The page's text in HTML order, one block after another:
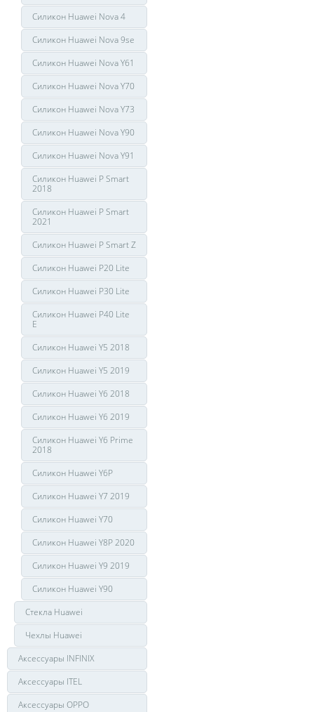
Силикон Huawei Nova 4
Силикон Huawei Nova 9se
Силикон Huawei Nova Y61
Силикон Huawei Nova Y70
Силикон Huawei Nova Y73
Силикон Huawei Nova Y90
Силикон Huawei Nova Y91
Силикон Huawei P Smart
2018
Силикон Huawei P Smart
2021
Силикон Huawei P Smart Z
Силикон Huawei P20 Lite
Силикон Huawei P30 Lite
Силикон Huawei P40 Lite
E
Силикон Huawei Y5 2018
Силикон Huawei Y5 2019
Силикон Huawei Y6 2018
Силикон Huawei Y6 2019
Силикон Huawei Y6 Prime
2018
Силикон Huawei Y6P
Силикон Huawei Y7 2019
Силикон Huawei Y70
Силикон Huawei Y8P 2020
Силикон Huawei Y9 2019
Силикон Huawei Y90
Стекла Huawei
Чехлы Huawei
Аксессуары INFINIX
Аксессуары ITEL
Аксессуары OPPO